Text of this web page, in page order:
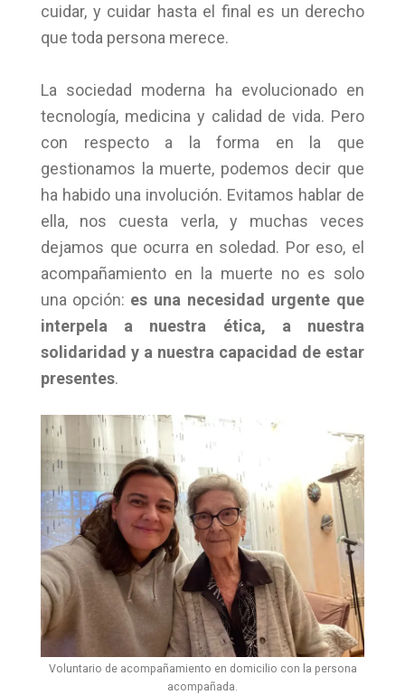
cuidar, y cuidar hasta el final es un derecho
que toda persona merece.
La sociedad moderna ha evolucionado en
tecnología, medicina y calidad de vida. Pero
con respecto a la forma en la que
gestionamos la muerte, podemos decir que
ha habido una involución. Evitamos hablar de
ella, nos cuesta verla, y muchas veces
dejamos que ocurra en soledad. Por eso, el
acompañamiento en la muerte no es solo
una opción: es una necesidad urgente que
interpela a nuestra ética, a nuestra
solidaridad y a nuestra capacidad de estar
presentes.
Voluntario de acompañamiento en domicilio con la persona
acompañada.